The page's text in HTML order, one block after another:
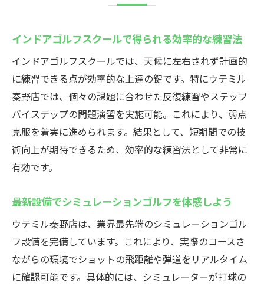
無料体験や体験レッスンの活用法ガイド
予約システムと通いやすさの工夫点
プロから学ぶ本格的なゴルフ技術
継続しやすい料金プランの選び方
快適な練習環境！秦野市のインドアゴルフスク
ール
清潔感あふれる施設づくりへのこだわり
アクセス便利な立地で続けやすさを実感
初心者にも優しいサポート体制の充実
安全管理とマナー遵守で安心な練習を実現
インドアゴルフならではの快適な利便性
インドアゴルフスクールで得られる効率的な練習法
インドアゴルフスクールでは、天候に左右されず計画的
に練習できる点が効率的な上達の鍵です。特にウテミル
秦野店では、個々の課題に合わせた反復練習やステップ
バイステップの問題演習を実施可能。これにより、弱点
克服を着実に進められます。結果として、短期間での技
術向上が期待できるため、効率的な練習法として非常に
有効です。
最新設備でシミュレーションゴルフを体感しよう
ウテミル秦野店は、業界最先端のシミュレーションゴル
フ設備を完備しています。これにより、実際のコースさ
ながらの環境でショットの飛距離や弾道をリアルタイム
に確認可能です。具体的には、シミュレーターが打球の